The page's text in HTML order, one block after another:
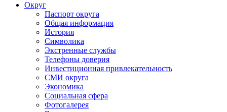
Округ
Паспорт округа
Общая информация
История
Символика
Экстренные службы
Телефоны доверия
Инвестиционная привлекательность
СМИ округа
Экономика
Социальная сфера
Фотогалерея